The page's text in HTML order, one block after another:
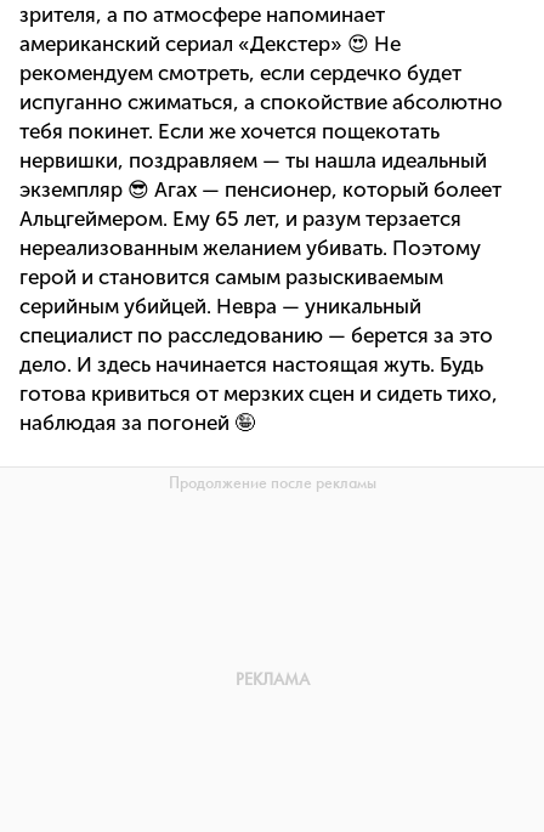
зрителя, а по атмосфере напоминает
американский сериал «Декстер» 😍 Не
рекомендуем смотреть, если сердечко будет
испуганно сжиматься, а спокойствие абсолютно
тебя покинет. Если же хочется пощекотать
нервишки, поздравляем — ты нашла идеальный
экземпляр 😎 Агах — пенсионер, который болеет
Альцгеймером. Ему 65 лет, и разум терзается
нереализованным желанием убивать. Поэтому
герой и становится самым разыскиваемым
серийным убийцей. Невра — уникальный
специалист по расследованию — берется за это
дело. И здесь начинается настоящая жуть. Будь
готова кривиться от мерзких сцен и сидеть тихо,
наблюдая за погоней 🤪